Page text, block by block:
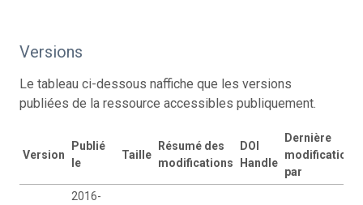
Versions
Le tableau ci-dessous naffiche que les versions
publiées de la ressource accessibles publiquement.
Version
Publié
le
Taille
Résumé des
modifications
DOI
Handle
Dernière
modification
par
2016-